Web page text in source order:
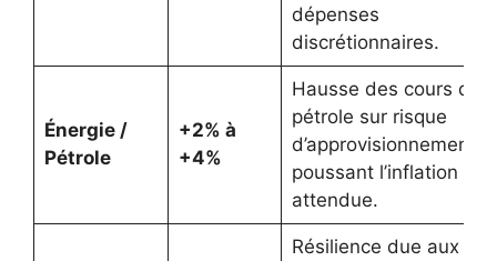
dépenses
discrétionnaires.
Énergie /
Pétrole
+2% à
+4%
Hausse des cours du
pétrole sur risque
d’approvisionnement,
poussant l’inflation
attendue.
Résilience due aux